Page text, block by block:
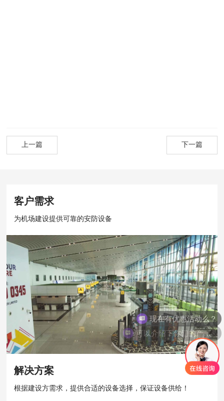
上一篇 下一篇
客户需求
为机场建设提供可靠的安防设备
解决方案
根据建设方需求，提供合适的设备选择，保证设备供给！
可以介绍下你们的产品么？
现在有优惠活动么？